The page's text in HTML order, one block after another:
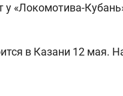
у «Локомотива-
в Казани 12 мая.